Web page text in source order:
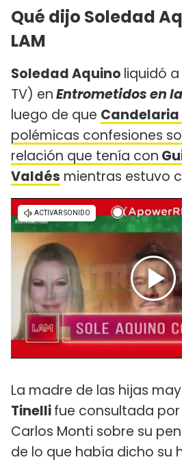
Qué dijo Soledad
LAM
Soledad Aquino liquidó a
TV) enEntrometidos en
luego de que Candelaria
polémicas confesiones
relación que tenía con
Valdés mientras estuvo
La madre de las hijas
Tinellifue consultada
Carlos Monti sobre su
de lo que había dicho su